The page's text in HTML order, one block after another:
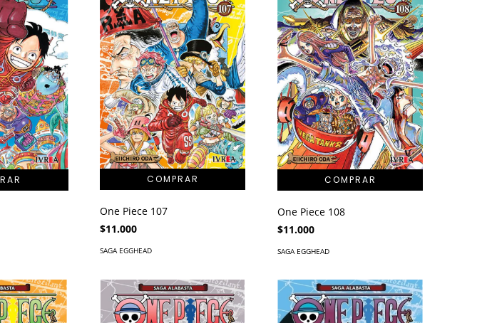
One Piece 107
$11.000
SAGA EGGHEAD
One Piece 108
$11.000
SAGA EGGHEAD